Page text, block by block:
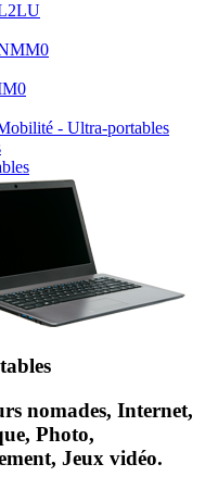
nomades, Internet,
Photo,
Jeux vidéo.